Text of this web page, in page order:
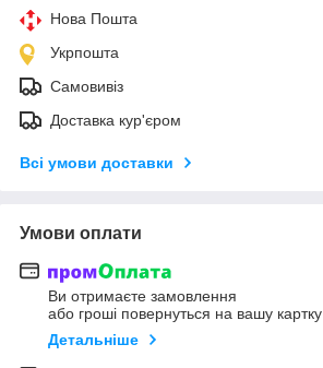
Нова Пошта
Укрпошта
Самовивіз
Доставка кур'єром
Всі умови доставки
Умови оплати
Ви отримаєте замовлення
або гроші повернуться на вашу картку
Детальніше